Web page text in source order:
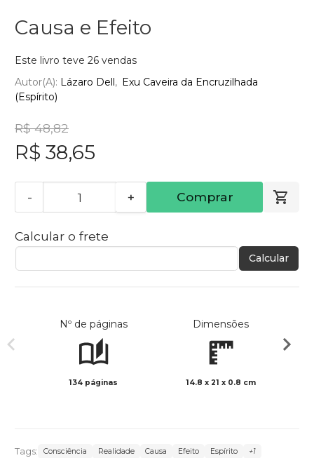
Causa e Efeito
Este livro teve 26 vendas
Autor(a): Lázaro Dell
Exu Caveira da Encruzilhada
(Espírito)
R$ 48,82
R$ 38,65
- + Comprar
Calcular o frete
Calcular
Nº de páginas
134 páginas
Dimensões
14.8 x 21 x 0.8 cm
Tags: Consciência Realidade Causa Efeito Espírito +1